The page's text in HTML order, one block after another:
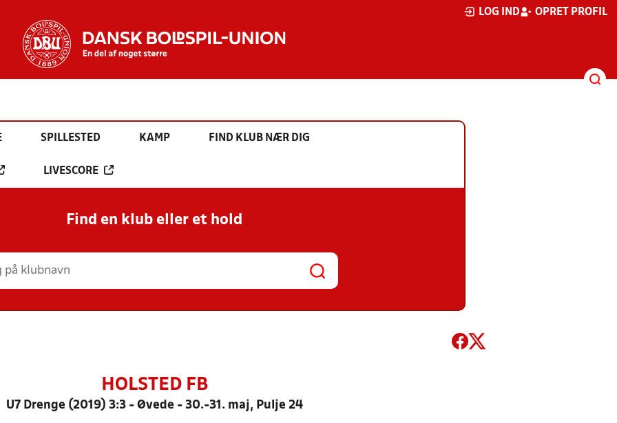
LOG IND OPRET PROFIL
SPILLESTED KAMP FIND KLUB NÆR DIG
LIVESCORE
Find en klub eller et hold
HOLSTED FB
U7 Drenge (2019) 3:3 - Øvede - 30.-31. maj, Pulje 24